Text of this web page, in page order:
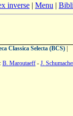
inverse | Menu |
Classica Selecta (BCS)
B. Maroutaeff - J.